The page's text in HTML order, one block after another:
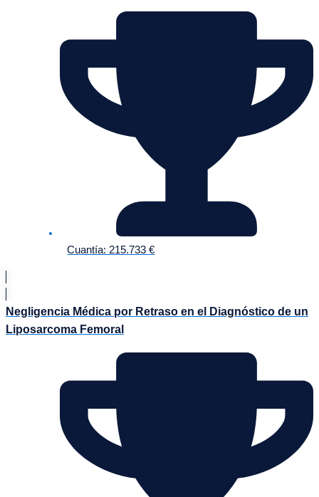
Cuantía: 215.733 €
Negligencia Médica por Retraso en el Diagnóstico de un
Liposarcoma Femoral